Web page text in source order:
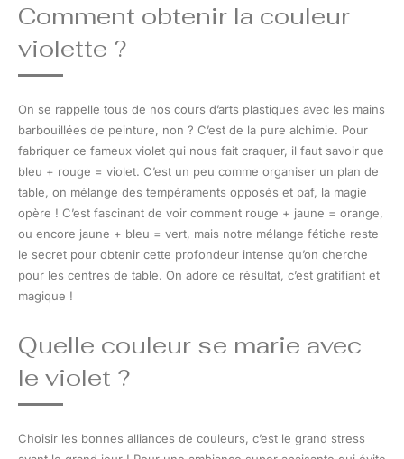
Comment obtenir la couleur
violette ?
On se rappelle tous de nos cours d’arts plastiques avec les mains
barbouillées de peinture, non ? C’est de la pure alchimie. Pour
fabriquer ce fameux violet qui nous fait craquer, il faut savoir que
bleu + rouge = violet. C’est un peu comme organiser un plan de
table, on mélange des tempéraments opposés et paf, la magie
opère ! C’est fascinant de voir comment rouge + jaune = orange,
ou encore jaune + bleu = vert, mais notre mélange fétiche reste
le secret pour obtenir cette profondeur intense qu’on cherche
pour les centres de table. On adore ce résultat, c’est gratifiant et
magique !
Quelle couleur se marie avec
le violet ?
Choisir les bonnes alliances de couleurs, c’est le grand stress